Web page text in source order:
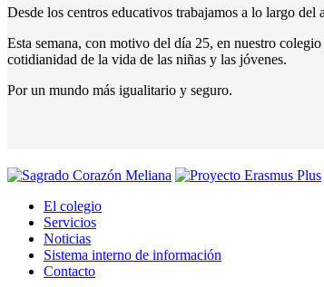
Desde los centros educativos trabajamos a lo largo
Esta semana, con motivo del día 25, en nuestro
cotidianidad de la vida de las niñas y las jóvenes.
Por un mundo más igualitario y seguro.
El colegio
Servicios
Noticias
Sistema interno de información
Contacto